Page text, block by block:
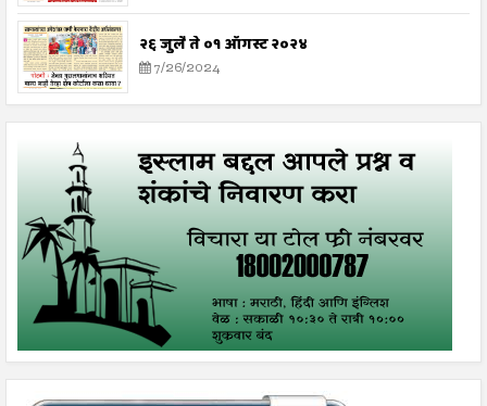
२६ जुलै ते ०१ ऑगस्ट २०२४
7/26/2024